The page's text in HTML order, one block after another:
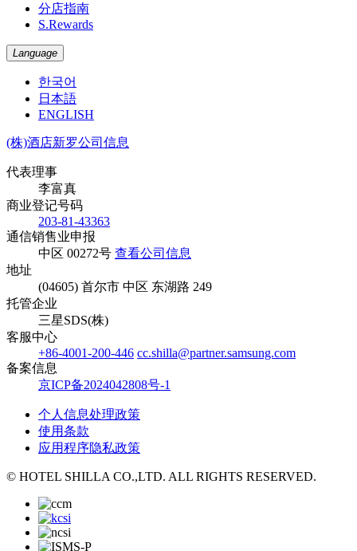
分店指南
S.Rewards
Language
한국어
日本語
ENGLISH
(株)酒店新罗公司信息
代表理事
李富真
商业登记号码
203-81-43363
通信销售业申报
中区 00272号 查看公司信息
地址
(04605) 首尔市 中区 东湖路 249
托管企业
三星SDS(株)
客服中心
+86-4001-200-446 cc.shilla@partner.samsung.com
备案信息
京ICP备2024042808号-1
个人信息处理政策
使用条款
应用程序隐私政策
© HOTEL SHILLA CO.,LTD. ALL RIGHTS RESERVED.